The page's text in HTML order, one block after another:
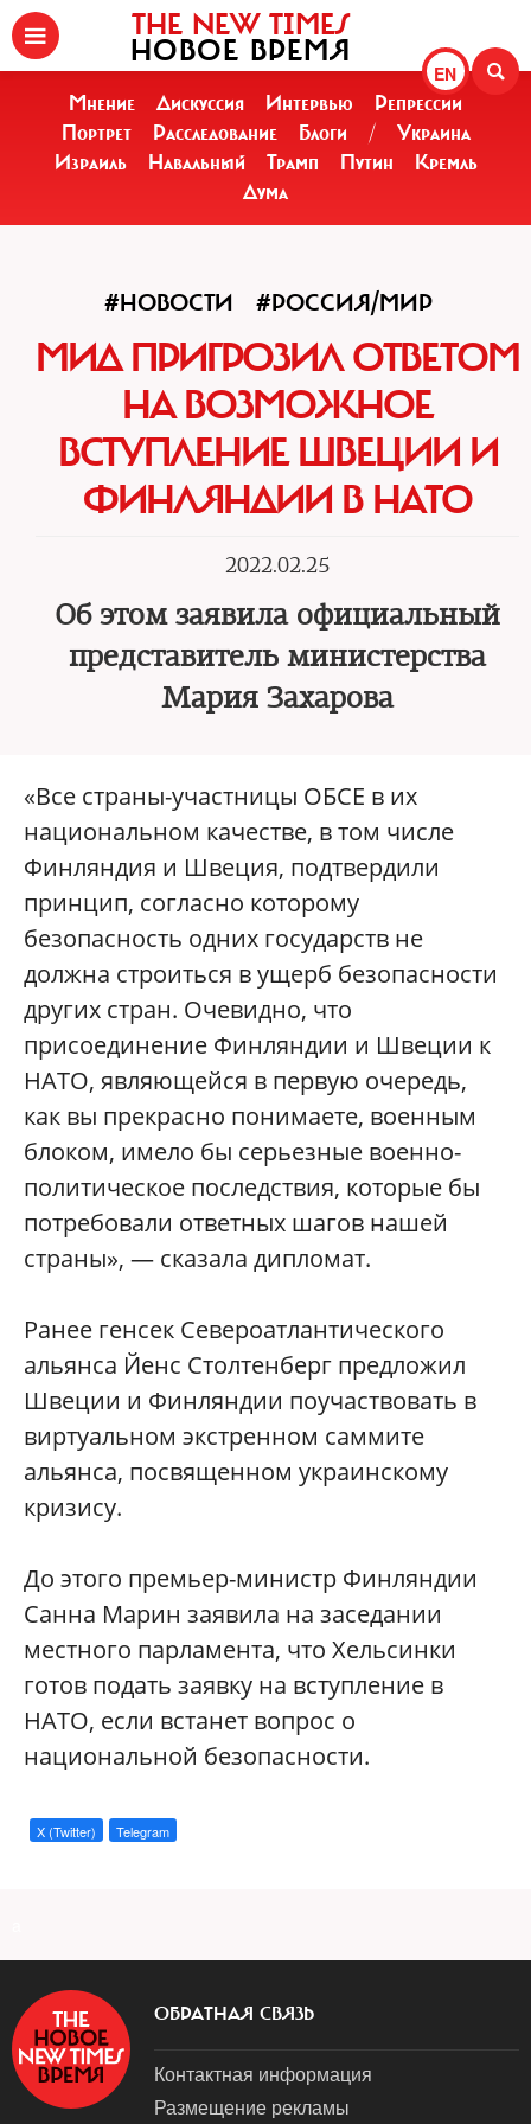
EN
THE NEW TIMES
НОВОЕ ВРЕМЯ
Мнение Дискуссия Интервью
Репрессии
Портрет
Расследование Блоги /
Украина
Израиль
Навальный Трамп Путин
Кремль
Дума
#НОВОСТИ #РОССИЯ/МИР
МИД ПРИГРОЗИЛ ОТВЕТОМ
НА ВОЗМОЖНОЕ
ВСТУПЛЕНИЕ ШВЕЦИИ И
ФИНЛЯНДИИ В НАТО
2022.02.25
Об этом заявила официальный
представитель министерства
Мария Захарова
«Все страны-участницы ОБСЕ в их
национальном качестве, в том числе
Финляндия и Швеция, подтвердили
принцип, согласно которому
безопасность одних государств не
должна строиться в ущерб безопасности
других стран. Очевидно, что
присоединение Финляндии и Швеции к
НАТО, являющейся в первую очередь,
как вы прекрасно понимаете, военным
блоком, имело бы серьезные военно-
политическое последствия, которые бы
потребовали ответных шагов нашей
страны», — сказала дипломат.
Ранее генсек Североатлантического
альянса Йенс Столтенберг предложил
Швеции и Финляндии поучаствовать в
виртуальном экстренном саммите
альянса, посвященном украинскому
кризису.
До этого премьер-министр Финляндии
Санна Марин заявила на заседании
местного парламента, что Хельсинки
готов подать заявку на вступление в
НАТО, если встанет вопрос о
национальной безопасности.
X (Twitter) Telegram
ОБРАТНАЯ СВЯЗЬ
Контактная информация
Размещение рекламы